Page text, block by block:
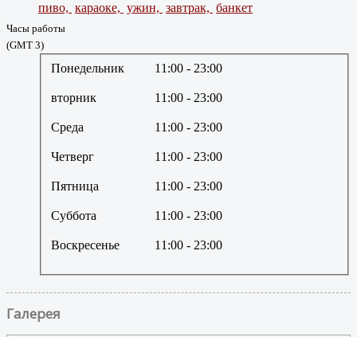
пиво, караоке, ужин, завтрак, банкет
Часы работы
(GMT 3)
Понедельник 11:00 - 23:00
вторник 11:00 - 23:00
Среда 11:00 - 23:00
Четверг 11:00 - 23:00
Пятница 11:00 - 23:00
Суббота 11:00 - 23:00
Воскресенье 11:00 - 23:00
Галерея